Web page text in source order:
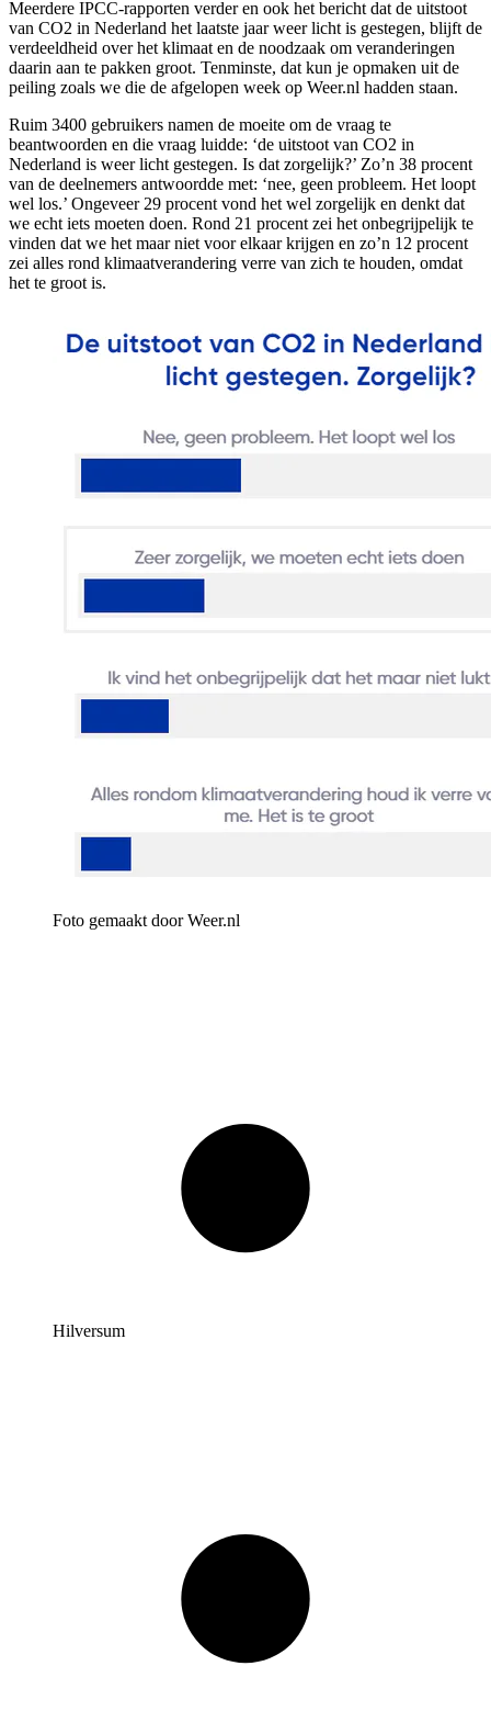
Meerdere IPCC-rapporten verder en ook het bericht dat de uitstoot
van CO2 in Nederland het laatste jaar weer licht is gestegen, blijft de
verdeeldheid over het klimaat en de noodzaak om veranderingen
daarin aan te pakken groot. Tenminste, dat kun je opmaken uit de
peiling zoals we die de afgelopen week op Weer.nl hadden staan.
Ruim 3400 gebruikers namen de moeite om de vraag te
beantwoorden en die vraag luidde: ‘de uitstoot van CO2 in
Nederland is weer licht gestegen. Is dat zorgelijk?’ Zo’n 38 procent
van de deelnemers antwoordde met: ‘nee, geen probleem. Het loopt
wel los.’ Ongeveer 29 procent vond het wel zorgelijk en denkt dat
we echt iets moeten doen. Rond 21 procent zei het onbegrijpelijk te
vinden dat we het maar niet voor elkaar krijgen en zo’n 12 procent
zei alles rond klimaatverandering verre van zich te houden, omdat
het te groot is.
Foto gemaakt door Weer.nl
Hilversum